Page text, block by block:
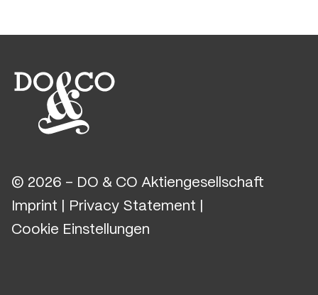
© 2026 - DO & CO Aktiengesellschaft
Imprint
Privacy Statement
Cookie Einstellungen